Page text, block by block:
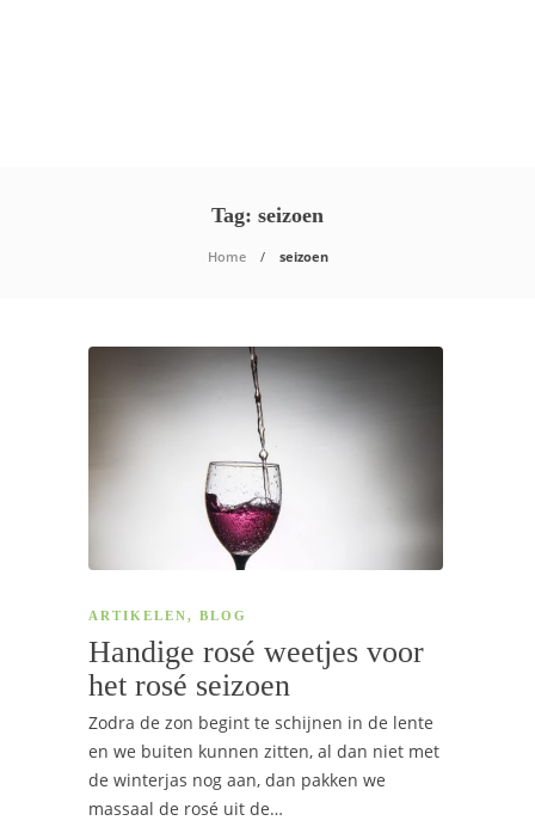
Tag: seizoen
Home seizoen
ARTIKELEN, BLOG
Handige rosé weetjes voor
het rosé seizoen
Zodra de zon begint te schijnen in de lente
en we buiten kunnen zitten, al dan niet met
de winterjas nog aan, dan pakken we
massaal de rosé uit de…